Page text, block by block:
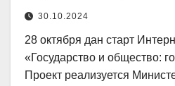
30.10.2024
28 октября дан старт
«Государство и общество:
Проект реализуется